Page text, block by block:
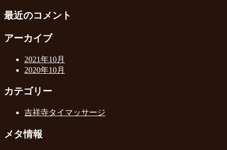
最近のコメント
アーカイブ
2021年10月
2020年10月
カテゴリー
吉祥寺タイマッサージ
メタ情報